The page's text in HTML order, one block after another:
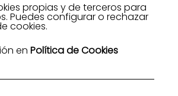
propias y de terceros para
Puedes configurar o rechazar
cookies.
en Política de Cookies